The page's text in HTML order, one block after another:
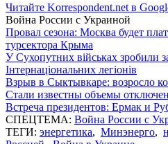
Читайте Korrespondent.net в
Война России с Украиной
Провал сезона: Москва будет
турсектора Крыма
У Сухопутних військах зробили
Інтернаціональних легіонів
Взрыв в Сыктывкаре: возросло
Стали известны объемы
Встреча президентов: Ермак и
СПЕЦТЕМА: Война России с
ТЕГИ: энергетика, Минэнерго,